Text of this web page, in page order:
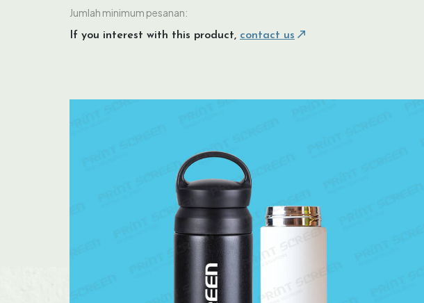
Jumlah minimum pesanan:
If you interest with this product, contact us